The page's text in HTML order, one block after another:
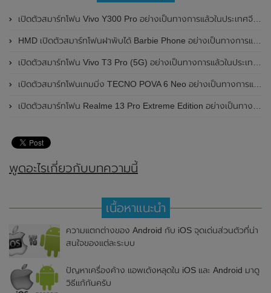
เปิดตัวสมาร์ทโฟน Vivo Y300 Pro อย่างเป็นทางการแล้วในประเทศจีน มาพร้อมดีไซน์พรีเมี่ยม ทนทาน และแบตเตอรี่สุดอึดขนาดใหญ่ 6,500mAh พร้อมรองรับการชาร์จไว 80W
HMD เปิดตัวสมาร์ทโฟนฝาพับได้ Barbie Phone อย่างเป็นทางการแล้ว มาพร้อมธีมสีชมพูสดใส
เปิดตัวสมาร์ทโฟน Vivo T3 Pro (5G) อย่างเป็นทางการแล้วในประเทศอินเดีย
เปิดตัวสมาร์ทโฟนเกมมิ่ง TECNO POVA 6 Neo อย่างเป็นทางการแล้วในประเทศไทย ในราคา 8,499 บาท
เปิดตัวสมาร์ทโฟน Realme 13 Pro Extreme Edition อย่างเป็นทางการแล้วในประเทศจีน
พูดอะไรเกี่ยวกับบทความนี้
เนื้อหาแนะนำ
ความแตกต่างของ Android กับ iOS จุดเด่นส่วนตัวที่น่า
สนใจของแต่ละระบบ
ปัญหาเครื่องค้าง แอพเด้งหลุดใน iOS และ Android มาดู
วิธีแก้กันครับ